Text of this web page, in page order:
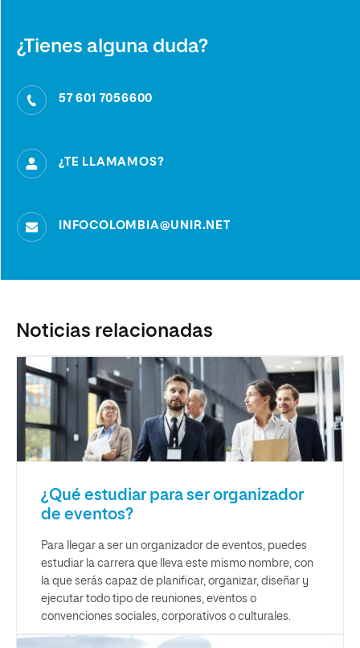
¿Tienes alguna duda?
57 601 7056600
¿TE LLAMAMOS?
INFOCOLOMBIA@UNIR.NET
Noticias relacionadas
¿Qué estudiar para ser organizador
de eventos?
Para llegar a ser un organizador de eventos, puedes
estudiar la carrera que lleva este mismo nombre, con
la que serás capaz de planificar, organizar, diseñar y
ejecutar todo tipo de reuniones, eventos o
convenciones sociales, corporativos o culturales.